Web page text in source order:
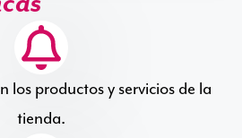
los productos y servicios de la
tienda.